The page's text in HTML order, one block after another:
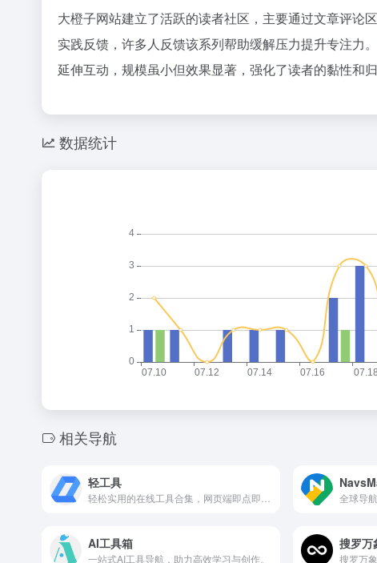
大橙子网站建立了活跃的读者社区，主要通过文章评论
实践反馈，许多人反馈该系列帮助缓解压力提升专注力
延伸互动，规模虽小但效果显著，强化了读者的黏性和
数据统计
相关导航
轻工具
AI工具箱
一站式AI工具导航，助力高效学习与创作。
搜罗万